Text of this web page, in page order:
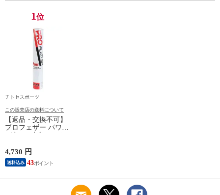
1位
チトセスポーツ
この販売店の送料について
【返品・交換不可】
プロフェザー パワー
1ダース 水鳥シャト
PF-6010 2025SS バド
ミントンシャトル 羽
根 12個入
4,730 円
送料込み 43